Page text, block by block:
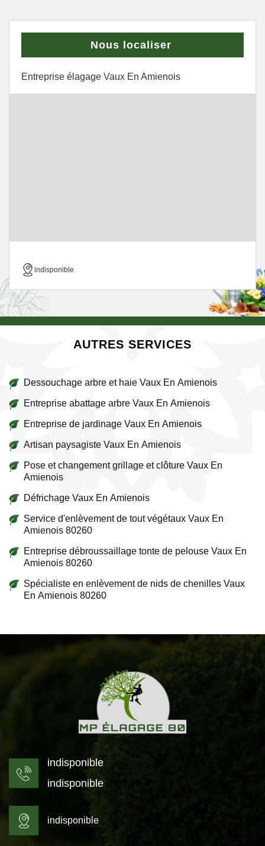
Nous localiser
Entreprise élagage Vaux En Amienois
indisponible
AUTRES SERVICES
Dessouchage arbre et haie Vaux En Amienois
Entreprise abattage arbre Vaux En Amienois
Entreprise de jardinage Vaux En Amienois
Artisan paysagiste Vaux En Amienois
Pose et changement grillage et clôture Vaux En
Amienois
Défrichage Vaux En Amienois
Service d'enlèvement de tout végétaux Vaux En
Amienois 80260
Entreprise débroussaillage tonte de pelouse Vaux En
Amienois 80260
Spécialiste en enlèvement de nids de chenilles Vaux
En Amienois 80260
indisponible
indisponible
indisponible